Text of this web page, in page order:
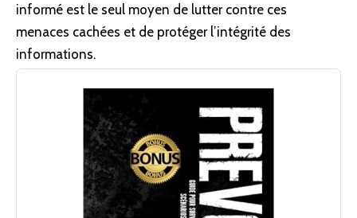
informé est le seul moyen de lutter contre ces
menaces cachées et de protégerl’intégrité des
informations.